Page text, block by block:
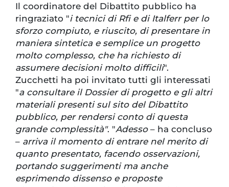
Il coordinatore del Dibattito pubblico ha
ringraziato "i tecnici di Rfi e di Italferr per lo
sforzo compiuto, e riuscito, di presentare in
maniera sintetica e semplice un progetto
molto complesso, che ha richiesto di
assumere decisioni molto difficili".
Zucchetti ha poi invitato tutti gli interessati
"a consultare il Dossier di progetto e gli altri
materiali presenti sul sito del Dibattito
pubblico, per rendersi conto di questa
grande complessità". "Adesso – ha concluso
– arriva il momento di entrare nel merito di
quanto presentato, facendo osservazioni,
portando suggerimenti ma anche
esprimendo dissenso e proposte